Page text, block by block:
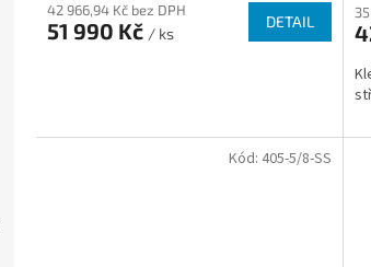
42 966,94 Kč bez DPH
51 990 Kč / ks
DETAIL
Kód: 405-5/8-SS